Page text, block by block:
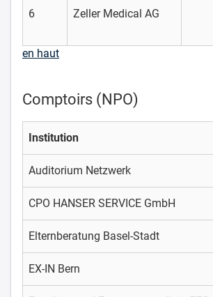
6 Zeller Medical AG
en haut
Comptoirs (NPO)
Institution
Auditorium Netzwerk
CPO HANSER SERVICE GmbH
Elternberatung Basel-Stadt
EX-IN Bern